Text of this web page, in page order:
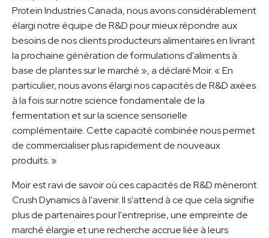
Protein Industries Canada, nous avons considérablement
élargi notre équipe de R&D pour mieux répondre aux
besoins de nos clients producteurs alimentaires en livrant
la prochaine génération de formulations d'aliments à
base de plantes sur le marché », a déclaré Moir. « En
particulier, nous avons élargi nos capacités de R&D axées
à la fois sur notre science fondamentale de la
fermentation et sur la science sensorielle
complémentaire. Cette capacité combinée nous permet
de commercialiser plus rapidement de nouveaux
produits. »
Moir est ravi de savoir où ces capacités de R&D mèneront
Crush Dynamics à l'avenir. Il s'attend à ce que cela signifie
plus de partenaires pour l'entreprise, une empreinte de
marché élargie et une recherche accrue liée à leurs